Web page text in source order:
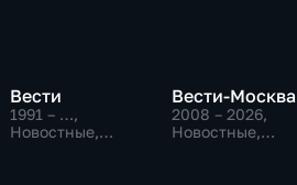
Вести
1991 – …,
Новостные,
Вести-Москва
2008 – 2026,
Новостные,